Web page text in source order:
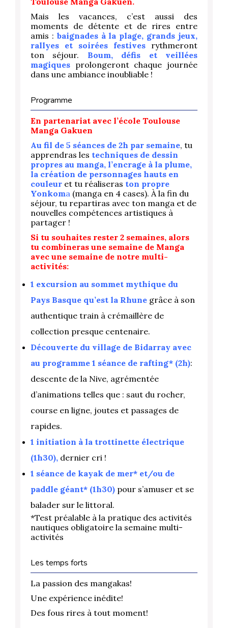
Mais les vacances, c’est aussi des
moments de détente et de rires entre
amis : baignades à la plage, grands jeux,
rallyes et soirées festives rythmeront
ton séjour. Boum, défis et veillées
magiques prolongeront chaque journée
dans une ambiance inoubliable !
Programme
En partenariat avec l’école Toulouse
Manga Gakuen
Au fil de 5 séances de 2h par semaine, tu
apprendras les techniques de dessin
propres au manga, l’encrage à la plume,
la création de personnages hauts en
couleur et tu réaliseras ton propre
Yonkoma (manga en 4 cases). À la fin du
séjour, tu repartiras avec ton manga et de
nouvelles compétences artistiques à
partager !
Si tu souhaites rester 2 semaines, alors
tu combineras une semaine de Manga
avec une semaine de notre multi-
activités:
1 excursion au sommet mythique du
Pays Basque qu’est la Rhune grâce à son
authentique train à crémaillère de
collection presque centenaire.
Découverte du village de Bidarray avec
au programme 1 séance de rafting* (2h):
descente de la Nive, agrémentée
d’animations telles que : saut du rocher,
course en ligne, joutes et passages de
rapides.
1 initiation à la trottinette électrique
(1h30), dernier cri !
1 séance de kayak de mer* et/ou de
paddle géant* (1h30) pour s’amuser et se
balader sur le littoral.
*Test préalable à la pratique des activités
nautiques obligatoire la semaine multi-
activités
Les temps forts
La passion des mangakas!
Une expérience inédite!
Des fous rires à tout moment!